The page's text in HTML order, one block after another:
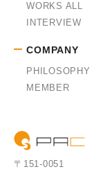
WORKS ALL
INTERVIEW
COMPANY
PHILOSOPHY
MEMBER
〒151-0051